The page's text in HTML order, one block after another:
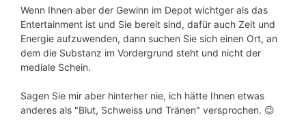
Wenn Ihnen aber der Gewinn im Depot wichtger als das
Entertainment ist und Sie bereit sind, dafür auch Zeit und
Energie aufzuwenden, dann suchen Sie sich einen Ort, an
dem die Substanz im Vordergrund steht und nicht der
mediale Schein.
Sagen Sie mir aber hinterher nie, ich hätte Ihnen etwas
anderes als "Blut, Schweiss und Tränen" versprochen. 😉